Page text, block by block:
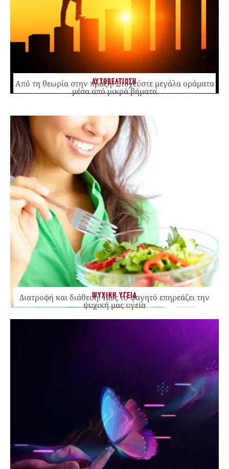
ΑΥΤΟΒΕΛΤΙΩΣΗ
Από τη θεωρία στην πράξη: Στοχεύστε μεγάλα οράματα
μέσα από μικρά βήματα
ΨΥΧΙΚΗ ΥΓΕΙΑ
Διατροφή και διάθεση: Πώς το φαγητό επηρεάζει την
ψυχική μας υγεία